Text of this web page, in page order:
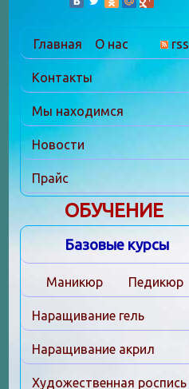
Главная О нас rss
Контакты
Мы находимся
Новости
Прайс
ОБУЧЕНИЕ
Базовые курсы
Маникюр Педикюр
Наращивание гель
Наращивание акрил
Художественная роспись